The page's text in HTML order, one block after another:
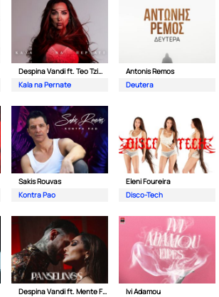
Despina Vandi ft. Teo Tzimas
Kala na Pernate
Antonis Remos
Deutera
Sakis Rouvas
Kontra Pao
Eleni Foureira
Disco-Tech
Despina Vandi ft. Mente Fuerte &Teo Tzimas
Ivi Adamou